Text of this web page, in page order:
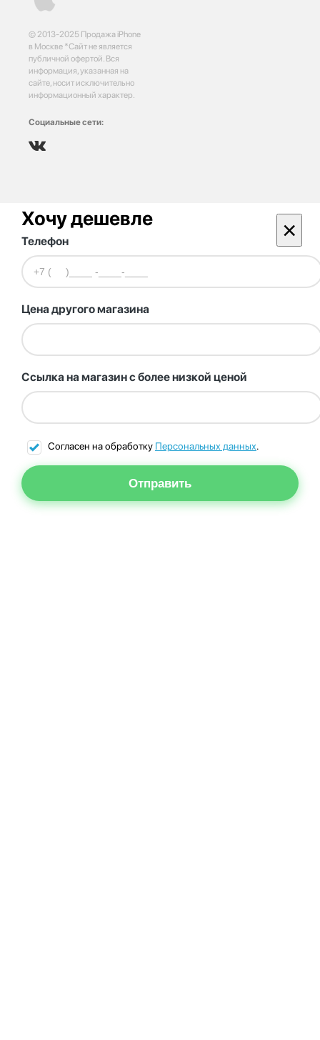
© 2013-2025 Продажа iPhone
в Москве *Сайт не является
публичной офертой. Вся
информация, указанная на
сайте, носит исключительно
информационный характер.
Социальные сети:
Хочу дешевле ×
Телефон
Цена другого магазина
Ссылка на магазин с более низкой ценой
Согласен на обработку Персональных данных.
Отправить